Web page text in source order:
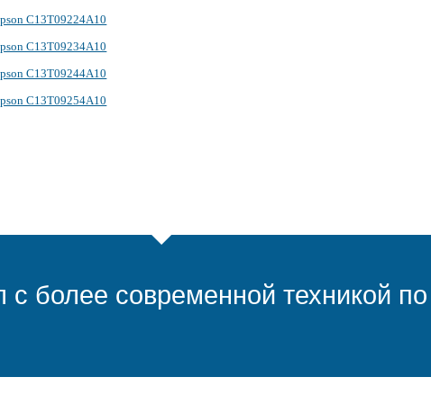
C13T09224A10
C13T09234A10
C13T09244A10
C13T09254A10
более современной техникой по